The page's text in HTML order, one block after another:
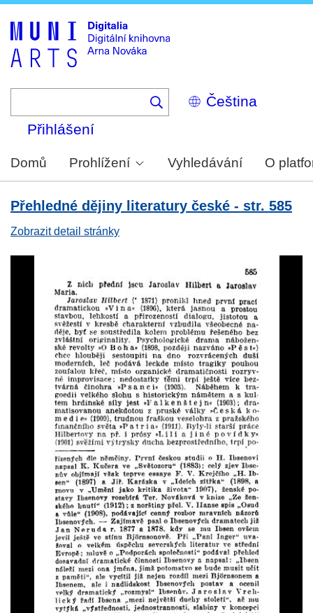
Select
your
Přihlášení
Domů Prohlížení Vyhledávání O
Přehledné dějiny literatury české - str. 585
Zobrazit detail stránky